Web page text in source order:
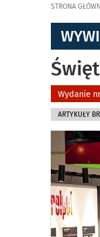
STRONA
Wydanie
ARTYKUŁY